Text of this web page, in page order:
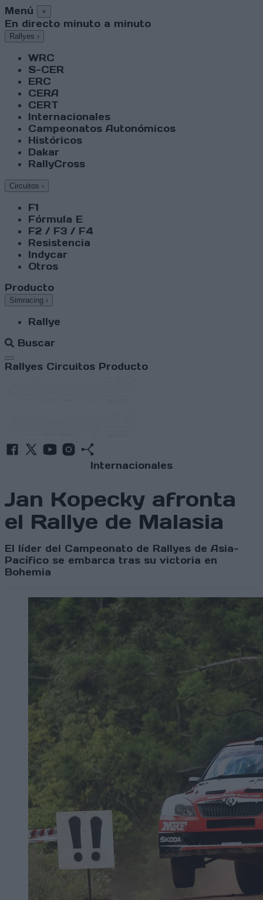
Menú ×
En directo minuto a minuto
Rallyes ›
WRC
S-CER
ERC
CERA
CERT
Internacionales
Campeonatos Autonómicos
Históricos
Dakar
RallyCross
Circuitos ›
F1
Fórmula E
F2 / F3 / F4
Resistencia
Indycar
Otros
Producto
Simracing ›
Rallye
Buscar
Abrir menú
Rallyes Circuitos Producto
Internacionales
Jan Kopecky afronta
el Rallye de Malasia
El líder del Campeonato de Rallyes de Asia-
Pacífico se embarca tras su victoria en
Bohemia